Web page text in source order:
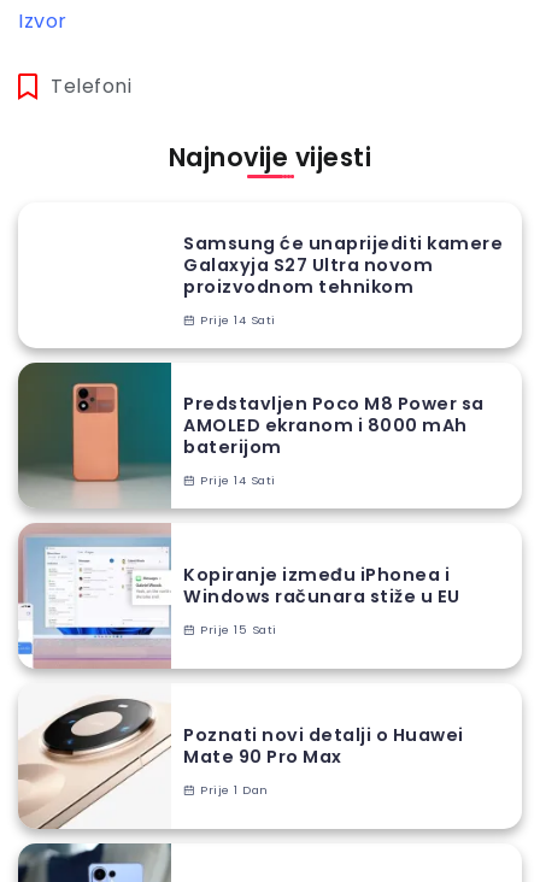
Izvor
Telefoni
Najnovije vijesti
Samsung će unaprijediti kamere
Galaxyja S27 Ultra novom
proizvodnom tehnikom
Prije 14 Sati
Predstavljen Poco M8 Power sa
AMOLED ekranom i 8000 mAh
baterijom
Prije 14 Sati
Kopiranje između iPhonea i
Windows računara stiže u EU
Prije 15 Sati
Poznati novi detalji o Huawei
Mate 90 Pro Max
Prije 1 Dan